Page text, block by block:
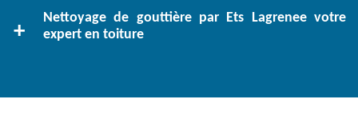
Nettoyage de gouttière par Ets Lagrenee votre
expert en toiture